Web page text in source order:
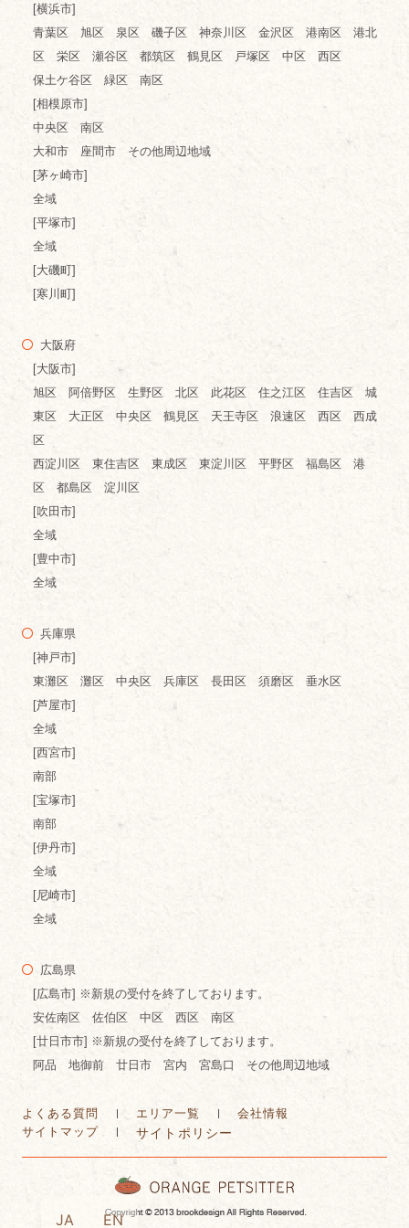
[横浜市]
青葉区 旭区 泉区 磯子区 神奈川区 金沢区 港南区 港北
区 栄区 瀬谷区 都筑区 鶴見区 戸塚区 中区 西区
保土ケ谷区 緑区 南区
[相模原市]
中央区 南区
大和市 座間市 その他周辺地域
[茅ヶ崎市]
全域
[平塚市]
全域
[大磯町]
[寒川町]
大阪府
[大阪市]
旭区 阿倍野区 生野区 北区 此花区 住之江区 住吉区 城
東区 大正区 中央区 鶴見区 天王寺区 浪速区 西区 西成
区
西淀川区 東住吉区 東成区 東淀川区 平野区 福島区 港
区 都島区 淀川区
[吹田市]
全域
[豊中市]
全域
兵庫県
[神戸市]
東灘区 灘区 中央区 兵庫区 長田区 須磨区 垂水区
[芦屋市]
全域
[西宮市]
南部
[宝塚市]
南部
[伊丹市]
全域
[尼崎市]
全域
広島県
[広島市] ※新規の受付を終了しております。
安佐南区 佐伯区 中区 西区 南区
[廿日市市] ※新規の受付を終了しております。
阿品 地御前 廿日市 宮内 宮島口 その他周辺地域
よくある質問 エリア一覧
会社情報
サイトマップ
サイトポリシー
JA EN